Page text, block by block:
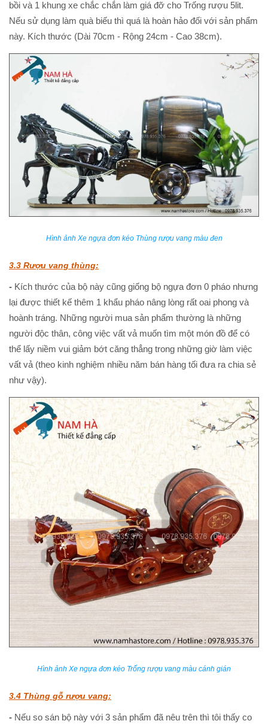
bồi và 1 khung xe chắc chắn làm giá đỡ cho Trống rượu 5lit.
Nếu sử dụng làm quà biếu thì quá là hoàn hảo đối với sản phẩm
này. Kích thước (Dài 70cm - Rộng 24cm - Cao 38cm).
Hình ảnh Xe ngựa đơn kéo Thùng rượu vang màu đen
3.3 Rượu vang thùng:
- Kích thước của bộ này cũng giống bộ ngựa đơn 0 pháo nhưng
lại được thiết kế thêm 1 khẩu pháo nâng lòng rất oai phong và
hoành tráng. Những người mua sản phẩm thường là những
người độc thân, công việc vất vả muốn tìm một món đồ để có
thể lấy niềm vui giảm bớt căng thẳng trong những giờ làm việc
vất vả (theo kinh nghiệm nhiều năm bán hàng tối đưa ra chia sẻ
như vậy).
Hình ảnh Xe ngựa đơn kéo Trống rượu vang màu cánh gián
3.4 Thùng gỗ rượu vang:
- Nếu so sán bộ này với 3 sản phẩm đã nêu trên thì tôi thấy co